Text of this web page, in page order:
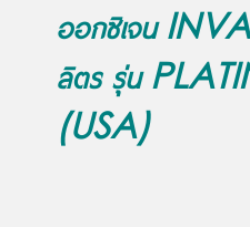
ออกซิเจน
ลิตร รุ่น
(USA)